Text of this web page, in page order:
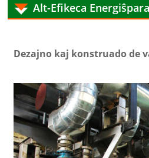
Alt-Efikeca
Dezajno kaj konstruado de